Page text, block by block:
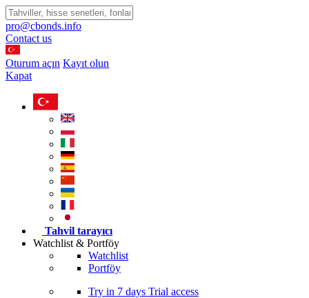
pro@cbonds.info
Contact us
Oturum açın Kayıt olun
Kapat
Tahvil tarayıcı
Watchlist & Portföy
Watchlist
Portföy
Try in 7 days Trial access